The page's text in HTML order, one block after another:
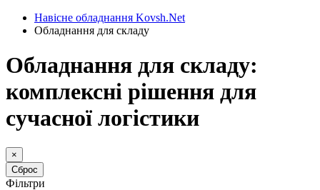
Навісне обладнання Kovsh.Net
Обладнання для складу
Обладнання для складу:
комплексні рішення для
сучасної логістики
×
Сброс
Фільтри